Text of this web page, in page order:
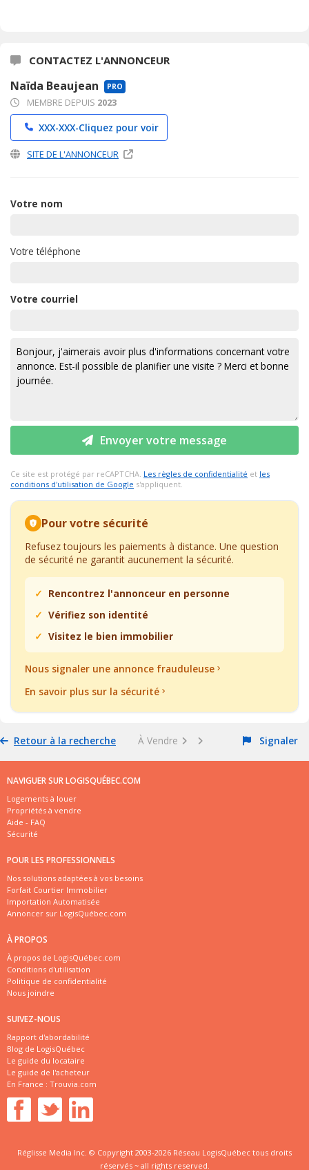
CONTACTEZ L'ANNONCEUR
Naïda Beaujean PRO
MEMBRE DEPUIS 2023
XXX-XXX-Cliquez pour voir
SITE DE L'ANNONCEUR
Votre nom
Votre téléphone
Votre courriel
Envoyer votre message
Ce site est protégé par reCAPTCHA. Les règles de confidentialité et les
conditions d'utilisation de Google s'appliquent.
Pour votre sécurité
Refusez toujours les paiements à distance. Une question
de sécurité ne garantit aucunement la sécurité.
Rencontrez l'annonceur en personne
Vérifiez son identité
Visitez le bien immobilier
Nous signaler une annonce frauduleuse
En savoir plus sur la sécurité
Retour à la recherche À Vendre Signaler
NAVIGUER SUR LOGISQUÉBEC.COM
Logements à louer
Propriétés à vendre
Aide - FAQ
Sécurité
POUR LES PROFESSIONNELS
Nos solutions adaptées à vos besoins
Forfait Courtier Immobilier
Importation Automatisée
Annoncer sur LogisQuébec.com
À PROPOS
À propos de LogisQuébec.com
Conditions d'utilisation
Politique de confidentialité
Nous joindre
SUIVEZ-NOUS
Rapport d'abordabilité
Blog de LogisQuébec
Le guide du locataire
Le guide de l'acheteur
En France : Trouvia.com
Réglisse Media Inc. © Copyright 2003-2026 Réseau LogisQuébec tous droits
réservés ~ all rights reserved.